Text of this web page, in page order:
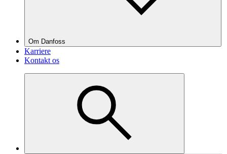
Om Danfoss
Karriere
Kontakt os